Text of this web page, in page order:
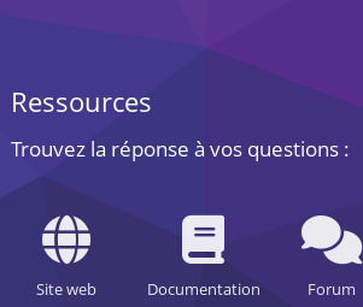
Ressources
Trouvez la réponse à vos questions :
Site web Documentation Forum